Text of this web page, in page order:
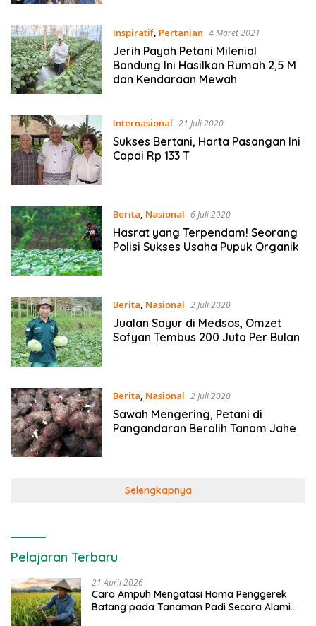
Inspiratif, Pertanian 4 Maret 2021
Jerih Payah Petani Milenial
Bandung Ini Hasilkan Rumah 2,5 M
dan Kendaraan Mewah
Internasional 21 Juli 2020
Sukses Bertani, Harta Pasangan Ini
Capai Rp 133 T
Berita, Nasional 6 Juli 2020
Hasrat yang Terpendam! Seorang
Polisi Sukses Usaha Pupuk Organik
Berita, Nasional 2 Juli 2020
Jualan Sayur di Medsos, Omzet
Sofyan Tembus 200 Juta Per Bulan
Berita, Nasional 2 Juli 2020
Sawah Mengering, Petani di
Pangandaran Beralih Tanam Jahe
Selengkapnya
Pelajaran Terbaru
21 April 2026
Cara Ampuh Mengatasi Hama Penggerek
Batang pada Tanaman Padi Secara Alami